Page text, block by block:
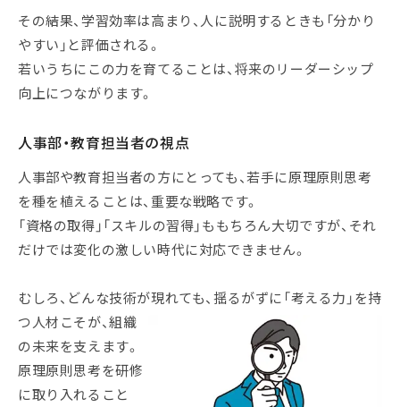
その結果、学習効率は高まり、人に説明するときも「分かり
やすい」と評価される。
若いうちにこの力を育てることは、将来のリーダーシップ
向上につながります。
人事部・教育担当者の視点
人事部や教育担当者の方にとっても、若手に原理原則思考
を種を植えることは、重要な戦略です。
「資格の取得」「スキルの習得」ももちろん大切ですが、それ
だけでは変化の激しい時代に対応できません。
むしろ、どんな技術が現れても、揺るがずに「考える力」を持
つ人材 こそが、組織
の未来を支えます。
原理原則思考を研修
に取り入れること